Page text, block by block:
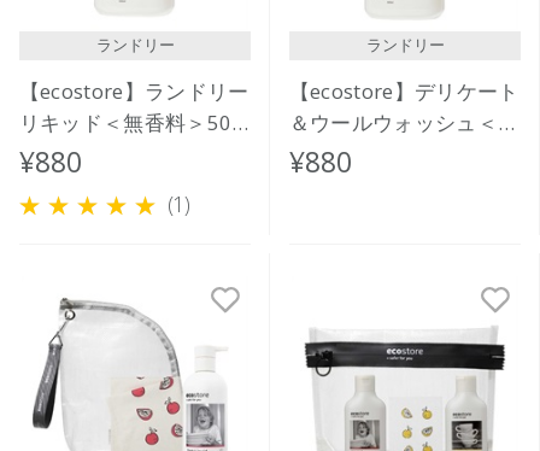
ランドリー
【ecostore】ランドリー
リキッド＜無香料＞500
ｍL
¥880
(1)
ランドリー
【ecostore】デリケート
＆ウールウォッシュ＜お
しゃれ着用＞ 500ｍL
¥880